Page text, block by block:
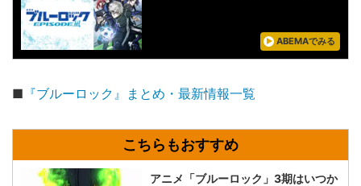
ABEMAでみる
■ 『ブルーロック』まとめ・最新情報一覧
アニメ「ブルーロック」3期はいつか